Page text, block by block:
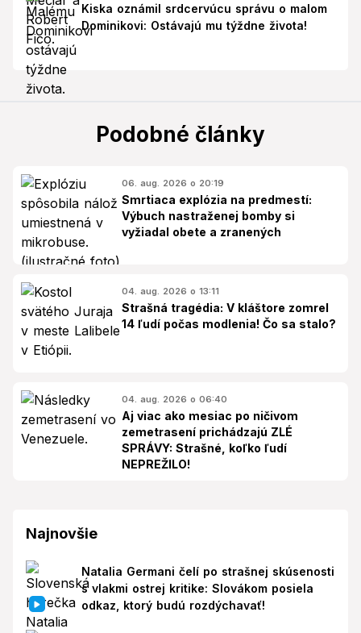
Kiska oznámil srdcervúcu správu o malom
Dominikovi: Ostávajú mu týždne života!
Podobné články
06. aug. 2026 o 20:19
Smrtiaca explózia na predmestí:
Výbuch nastraženej bomby si
vyžiadal obete a zranených
04. aug. 2026 o 13:11
Strašná tragédia: V kláštore zomrel
14 ľudí počas modlenia! Čo sa stalo?
04. aug. 2026 o 06:40
Aj viac ako mesiac po ničivom
zemetrasení prichádzajú ZLÉ
SPRÁVY: Strašné, koľko ľudí
NEPREŽILO!
Najnovšie
Natalia Germani čelí po strašnej skúsenosti
s vlakmi ostrej kritike: Slovákom posiela
odkaz, ktorý budú rozdýchavať!